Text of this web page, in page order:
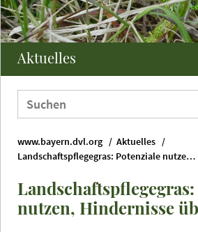
Aktuelles
Webauftritt
durchsuchen
www.bayern.dvl.org
Aktuelles
Landschaftspflegegras: Potenziale nutzen, Hindernisse überwinden!
nutzen, Hindernisse